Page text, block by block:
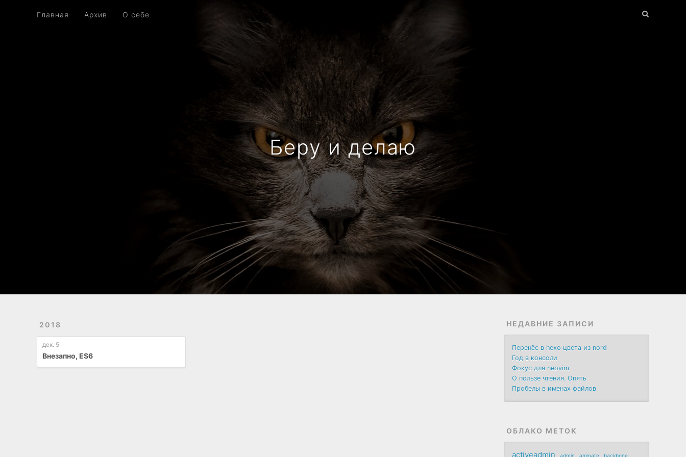
Беру и делаю
Главная Архив О себе
2018
дек. 5
Внезапно, ES6
НЕДАВНИЕ ЗАПИСИ
Перенёс в hexo цвета из nord
Год в консоли
Фокус для neovim
О пользе чтения. Опять
Пробелы в именах файлов
ОБЛАКО МЕТОК
activeadmin admin animate backbone